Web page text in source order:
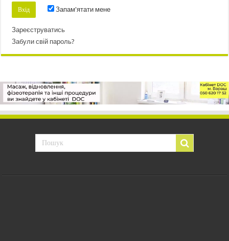
Запам'ятати мене
Зареєструватись
Забули свій пароль?